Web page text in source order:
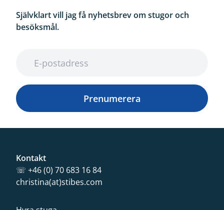
Självklart vill jag få nyhetsbrev om stugor och
besöksmål.
Prenumerera
Kontakt
☏ +46 (0) 70 683 16 84
christina(at)stibes.com